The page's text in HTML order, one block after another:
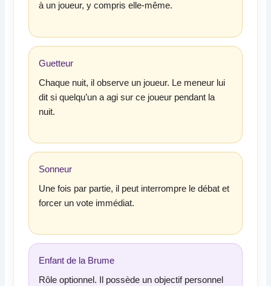
à un joueur, y compris elle-même.
Guetteur
Chaque nuit, il observe un joueur. Le meneur lui
dit si quelqu’un a agi sur ce joueur pendant la
nuit.
Sonneur
Une fois par partie, il peut interrompre le débat et
forcer un vote immédiat.
Enfant de la Brume
Rôle optionnel. Il possède un objectif personnel